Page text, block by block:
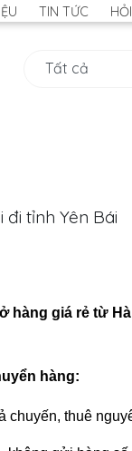
TIN TỨC
tỉnh Yên Bái
hàng giá rẻ từ
hàng:
chuyến, thuê